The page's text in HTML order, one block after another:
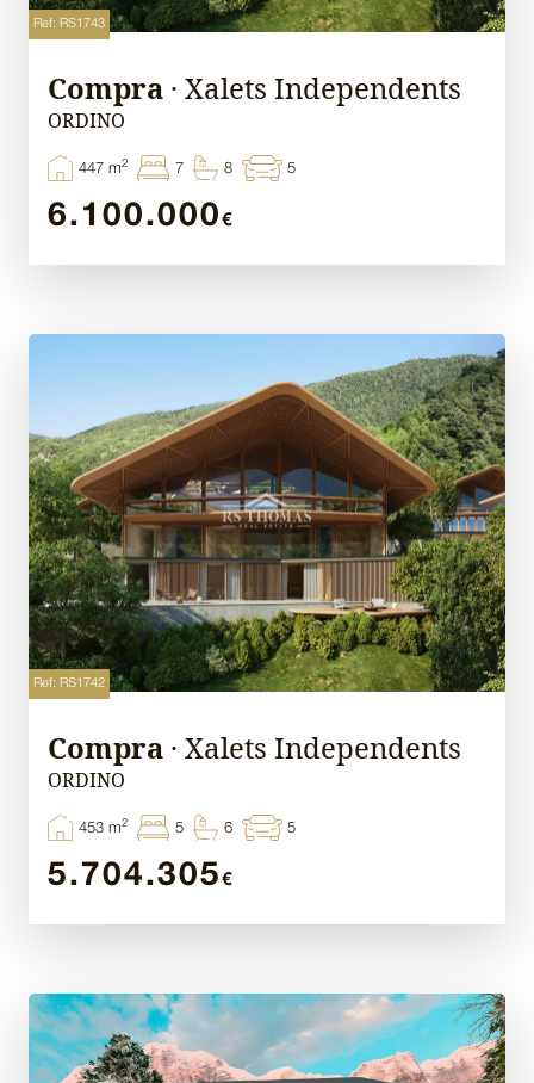
Ref: RS1743
Compra · Xalets Independents
ORDINO
447 m2 7 8 5
6.100.000 €
Ref: RS1742
Compra · Xalets Independents
ORDINO
453 m2 5 6 5
5.704.305 €